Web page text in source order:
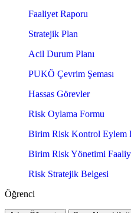
Faaliyet Raporu
Stratejik Plan
Acil Durum Planı
PUKÖ Çevrim Şeması
Hassas Görevler
Risk Oylama Formu
Birim Risk Kontrol Eylem
Birim Risk Yönetimi
Risk Stratejik Belgesi
Öğrenci